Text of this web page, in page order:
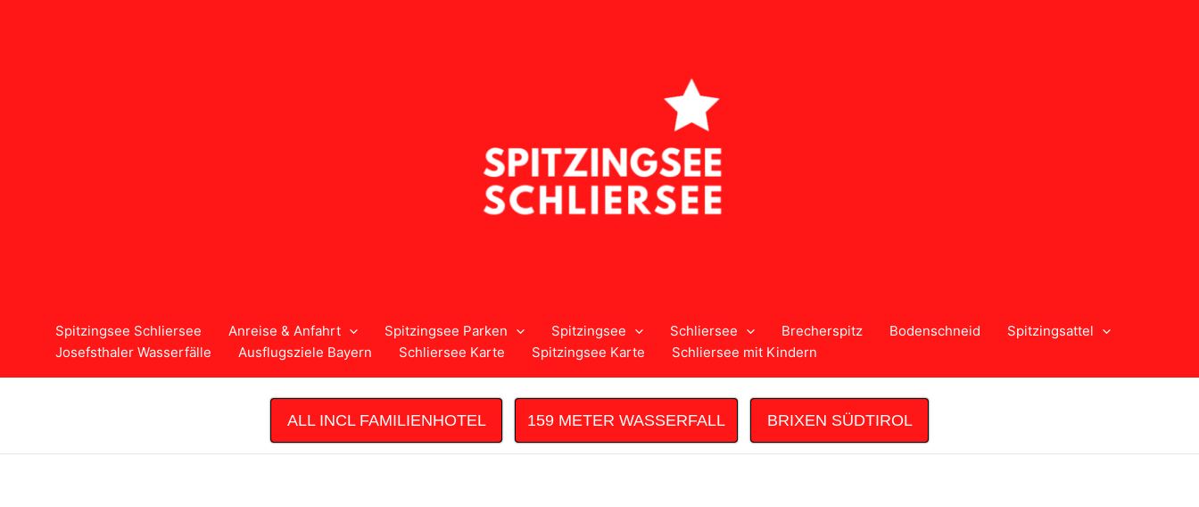
Spitzingsee Schliersee Anreise & Anfahrt Spitzingsee Parken Spitzingsee Schliersee Brecherspitz Bodenschneid
Spitzingsattel
Josefsthaler Wasserfälle
Ausflugsziele Bayern Schliersee Karte Spitzingsee Karte Schliersee mit Kindern
ALL INCL FAMILIENHOTEL 159 METER WASSERFALL BRIXEN SÜDTIROL